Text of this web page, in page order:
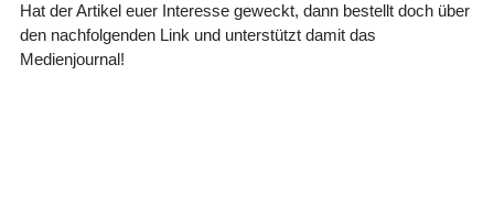
Hat der Artikel euer Interesse geweckt, dann bestellt doch über
den nachfolgenden Link und unterstützt damit das
Medienjournal!